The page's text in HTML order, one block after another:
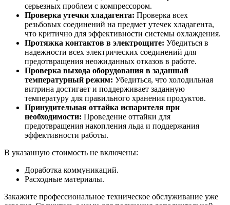
серьезных проблем с компрессором.
Проверка утечки хладагента: Проверка всех
резьбовых соединений на предмет утечек хладагента,
что критично для эффективности системы охлаждения.
Протяжка контактов в электрощите: Убедиться в
надежности всех электрических соединений для
предотвращения неожиданных отказов в работе.
Проверка выхода оборудования в заданный
температурный режим: Убедиться, что холодильная
витрина достигает и поддерживает заданную
температуру для правильного хранения продуктов.
Принудительная оттайка испарителя при
необходимости: Проведение оттайки для
предотвращения накопления льда и поддержания
эффективности работы.
В указанную стоимость не включены:
Доработка коммуникаций.
Расходные материалы.
Закажите профессиональное техническое обслуживание уже